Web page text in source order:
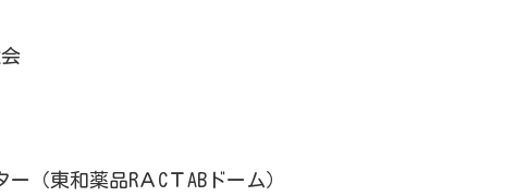
（東和薬品RＡCＴABドーム）